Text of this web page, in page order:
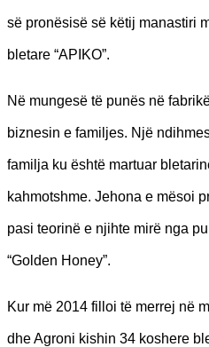
së pronësisë së këtij manastiri
bletare “APIKO”.
Në mungesë të punës në
biznesin e familjes. Një
familja ku është martuar
kahmotshme. Jehona e mësoi
pasi teorinë e njihte mirë nga
“Golden Honey”.
Kur më 2014 filloi të merrej në
dhe Agroni kishin 34 koshere